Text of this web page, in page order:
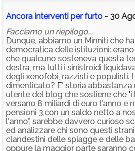
Ancora interventi per furto - 30
Facciamo un riepilogo...
Dunque, abbiamo un Minniti che
democratica delle istituzioni:
che qualcuno sosteneva questa
destra, ma tutti i sinistroidi
degli xenofobi, razzisti e populisti.
dimenticato? E' storia abbastanza
utente del blog che sostiene che "i
versano 8 miliardi di euro l'anno e
pensioni 3,con un saldo netto a
l'anno", sarebbe davvero curioso
ed analizzare chi sono questi
clandestini delle spiagge e delle
oppure la maggior parte saranno